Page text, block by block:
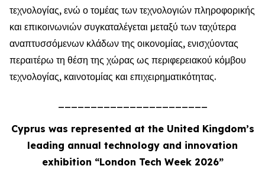
τεχνολογίας, ενώ ο τομέας των τεχνολογιών πληροφορικής
και επικοινωνιών συγκαταλέγεται μεταξύ των ταχύτερα
αναπτυσσόμενων κλάδων της οικονομίας, ενισχύοντας
περαιτέρω τη θέση της χώρας ως περιφερειακού κόμβου
τεχνολογίας, καινοτομίας και επιχειρηματικότητας.
Cyprus was represented at the United Kingdom’s
leading annual technology and innovation
exhibition “London Tech Week 2026”